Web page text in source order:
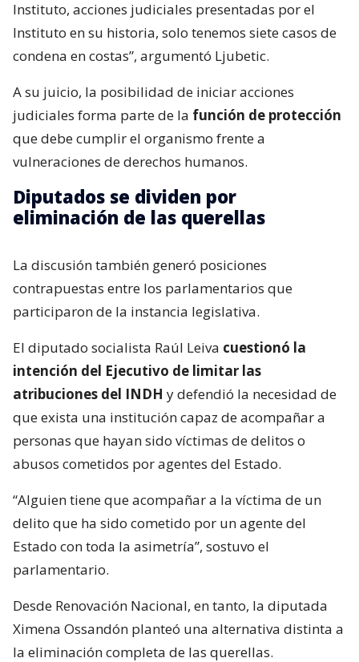
Instituto, acciones judiciales presentadas por el
Instituto en su historia, solo tenemos siete casos de
condena en costas”, argumentó Ljubetic.
A su juicio, la posibilidad de iniciar acciones
judiciales forma parte de la función de protección
que debe cumplir el organismo frente a
vulneraciones de derechos humanos.
Diputados se dividen por
eliminación de las querellas
La discusión también generó posiciones
contrapuestas entre los parlamentarios que
participaron de la instancia legislativa.
El diputado socialista Raúl Leiva cuestionó la
intención del Ejecutivo de limitar las
atribuciones del INDH y defendió la necesidad de
que exista una institución capaz de acompañar a
personas que hayan sido víctimas de delitos o
abusos cometidos por agentes del Estado.
“Alguien tiene que acompañar a la víctima de un
delito que ha sido cometido por un agente del
Estado con toda la asimetría”, sostuvo el
parlamentario.
Desde Renovación Nacional, en tanto, la diputada
Ximena Ossandón planteó una alternativa distinta a
la eliminación completa de las querellas.